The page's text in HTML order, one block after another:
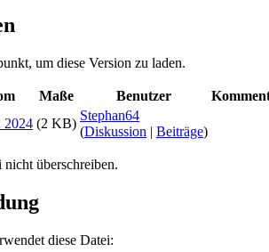
um diese Version zu laden.
Maße Benutzer
2024 (2 KB)
Stephan64
(Diskussion | Beiträge)
überschreiben.
diese Datei: